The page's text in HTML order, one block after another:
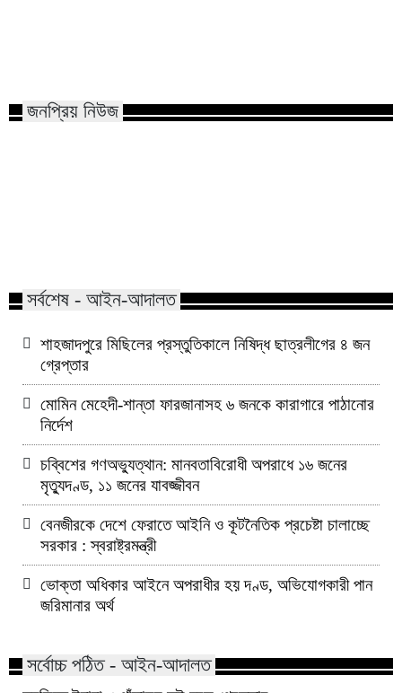
জনপ্রিয় নিউজ
সর্বশেষ - আইন-আদালত
শাহজাদপুরে মিছিলের প্রস্তুতিকালে নিষিদ্ধ ছাত্রলীগের ৪ জন
গ্রেপ্তার
মোমিন মেহেদী-শান্তা ফারজানাসহ ৬ জনকে কারাগারে পাঠানোর
নির্দেশ
চব্বিশের গণঅভ্যুত্থান: মানবতাবিরোধী অপরাধে ১৬ জনের
মৃত্যুদণ্ড, ১১ জনের যাবজ্জীবন
বেনজীরকে দেশে ফেরাতে আইনি ও কূটনৈতিক প্রচেষ্টা চালাচ্ছে
সরকার : স্বরাষ্ট্রমন্ত্রী
ভোক্তা অধিকার আইনে অপরাধীর হয় দণ্ড, অভিযোগকারী পান
জরিমানার অর্থ
সর্বোচ্চ পঠিত - আইন-আদালত